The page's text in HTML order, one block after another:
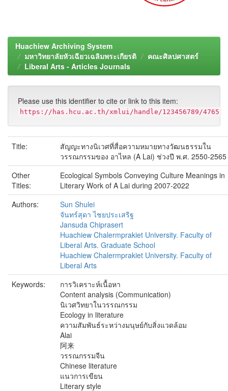
Huachiew Archiving System
มหาวิทยาลัยหัวเฉียวเฉลิมพระเกียรติ
คณะศิลปศาสตร์
Liberal Arts - Articles Journals
Please use this identifier to cite or link to this item:
https://has.hcu.ac.th/xmlui/handle/123456789/4765
Title:
สัญญะทางนิเวศที่สื่อความหมายทางวัฒนธรรมใน
วรรณกรรมของ อาไหล (A Lai) ช่วงปี พ.ศ. 2550-2565
Other
Titles:
Ecological Symbols Conveying Culture Meanings in
Literary Work of A Lai during 2007-2022
Authors:
Sun Shulei
จันทร์สุดา ไชยประเสริฐ
Jansuda Chiprasert
Huachiew Chalermprakiet University. Faculty of
Liberal Arts. Graduate School
Huachiew Chalermprakiet University. Faculty of
Liberal Arts
Keywords:
การวิเคราะห์เนื้อหา
Content analysis (Communication)
นิเวศวิทยาในวรรณกรรม
Ecology in literature
ความสัมพันธ์ระหว่างมนุษย์กับสิ่งแวดล้อม
Alai
阿来
วรรณกรรมจีน
Chinese literature
แนวการเขียน
Literary style